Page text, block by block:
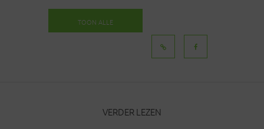
TOON ALLE
VERDER LEZEN